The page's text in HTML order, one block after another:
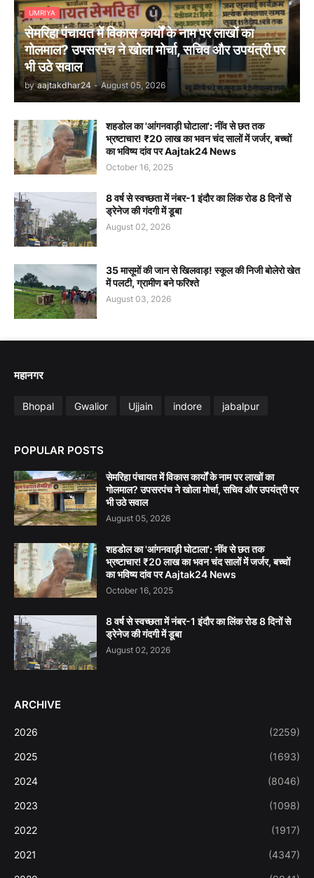
UMRIYA
सेमरिहा पंचायत में विकास कार्यों के नाम पर लाखों का
गोलमाल? उपसरपंच ने खोला मोर्चा, सचिव और उपयंत्री पर
भी उठे सवाल
by aajtakdhar24 - August 05, 2026
शहडोल का 'आंगनवाड़ी घोटाला': नींव से छत तक
भ्रष्टाचार! ₹20 लाख का भवन चंद सालों में जर्जर, बच्चों
का भविष्य दांव पर Aajtak24 News
October 16, 2025
8 वर्ष से स्वच्छता में नंबर-1 इंदौर का लिंक रोड 8 दिनों से
ड्रेनेज की गंदगी में डूबा
August 02, 2026
35 मासूमों की जान से खिलवाड़! स्कूल की निजी बोलेरो खेत
में पलटी, ग्रामीण बने फरिश्ते
August 03, 2026
महानगर
Bhopal Gwalior Ujjain indore jabalpur
POPULAR POSTS
सेमरिहा पंचायत में विकास कार्यों के नाम पर लाखों का
गोलमाल? उपसरपंच ने खोला मोर्चा, सचिव और उपयंत्री पर
भी उठे सवाल
August 05, 2026
शहडोल का 'आंगनवाड़ी घोटाला': नींव से छत तक
भ्रष्टाचार! ₹20 लाख का भवन चंद सालों में जर्जर, बच्चों
का भविष्य दांव पर Aajtak24 News
October 16, 2025
8 वर्ष से स्वच्छता में नंबर-1 इंदौर का लिंक रोड 8 दिनों से
ड्रेनेज की गंदगी में डूबा
August 02, 2026
ARCHIVE
2026 (2259)
2025 (1693)
2024 (8046)
2023 (1098)
2022 (1917)
2021 (4347)